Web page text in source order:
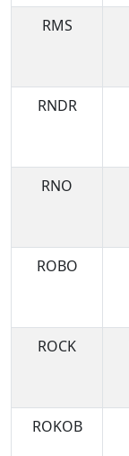
RMS
RNDR
RNO
ROBO
ROCK
ROKOB